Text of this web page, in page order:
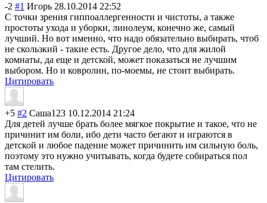
-2 #1 Игорь 28.10.2014 22:52
С точки зрения гиппоаллергенности и чистоты, а также
простоты ухода и уборки, линолеум, конечно же, самый
лучший. Но вот именно, что надо обязательно выбирать, чтоб
не скользкий - такие есть. Другое дело, что для жилой
комнаты, да еще и детской, может показаться не лучшим
выбором. Но и ковролин, по-моемы, не стоит выбирать.
Цитировать
+5 #2 Саша123 10.12.2014 21:24
Для детей лучше брать более мягкое покрытие и такое, что не
причинит им боли, ибо дети часто бегают и играются в
детской и любое падение может причинить им сильную боль,
поэтому это нужно учитывать, когда будете собираться пол
там стелить.
Цитировать